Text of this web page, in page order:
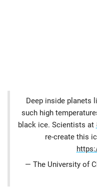
Deep inside planets
such high
black ice. Scientists at
re-create this
— The University of